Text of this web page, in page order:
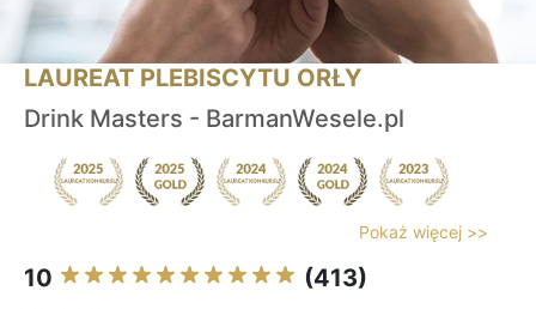
LAUREAT PLEBISCYTU ORŁY
Drink Masters - BarmanWesele.pl
Pokaż więcej >>
10 (413)